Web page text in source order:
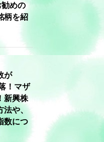
めの
柄を紹
が
！マザ
新興株
や、
数につ